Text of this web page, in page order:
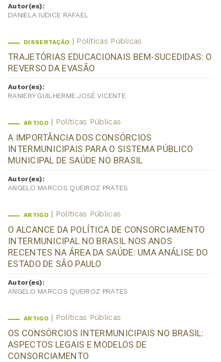
Autor(es):
DANIELA IUDICE RAFAEL
DISSERTAÇÃO Políticas Públicas
TRAJETÓRIAS EDUCACIONAIS BEM-SUCEDIDAS: O
REVERSO DA EVASÃO
Autor(es):
RANIERY GUILHERME JOSÉ VICENTE
ARTIGO Políticas Públicas
A IMPORTÂNCIA DOS CONSÓRCIOS
INTERMUNICIPAIS PARA O SISTEMA PÚBLICO
MUNICIPAL DE SAÚDE NO BRASIL
Autor(es):
ANGELO MARCOS QUEIROZ PRATES
ARTIGO Políticas Públicas
O ALCANCE DA POLÍTICA DE CONSORCIAMENTO
INTERMUNICIPAL NO BRASIL NOS ANOS
RECENTES NA ÁREA DA SAÚDE: UMA ANÁLISE DO
ESTADO DE SÃO PAULO
Autor(es):
ANGELO MARCOS QUEIROZ PRATES
ARTIGO Políticas Públicas
OS CONSÓRCIOS INTERMUNICIPAIS NO BRASIL:
ASPECTOS LEGAIS E MODELOS DE
CONSORCIAMENTO